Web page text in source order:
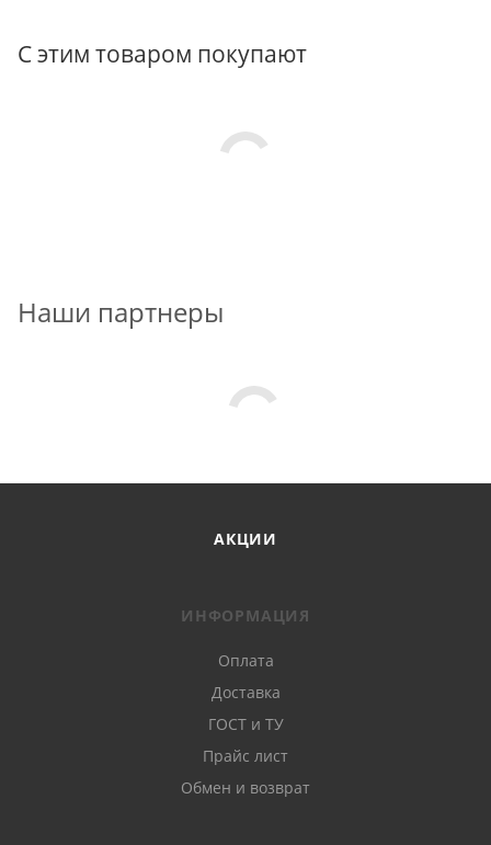
С этим товаром покупают
Наши партнеры
АКЦИИ
ИНФОРМАЦИЯ
Оплата
Доставка
ГОСТ и ТУ
Прайс лист
Обмен и возврат